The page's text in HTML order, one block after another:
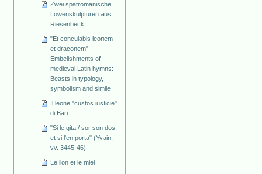
Zwei spätromanische
Löwenskulpturen aus
Riesenbeck
"Et conculabis leonem
et draconem".
Embelishments of
medieval Latin hymns:
Beasts in typology,
symbolism and simile
Il leone "custos iusticie"
di Bari
"Si le gita / sor son dos,
et si l'en porta" (Yvain,
vv. 3445-46)
Le lion et le miel